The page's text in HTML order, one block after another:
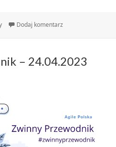
Dodaj komentarz
– 24.04.2023